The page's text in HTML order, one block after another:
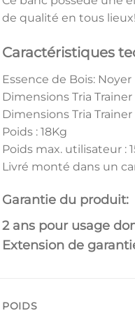
de qualité en tous lieux!
Caractéristiques
Essence de Bois: Noyer
Dimensions Tria
Dimensions Tria
Poids : 18Kg
Poids max. utilisateur :
Livré monté dans un
Garantie du produit:
2 ans pour usage
Extension de
POIDS